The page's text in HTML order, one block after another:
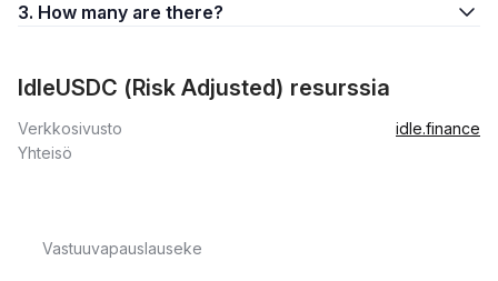
3. How many are there?
IdleUSDC (Risk Adjusted) resurssia
Verkkosivusto
idle.finance
Yhteisö
Vastuuvapauslauseke